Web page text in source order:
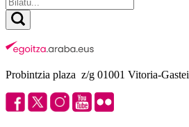
Probintzia plaza z/g 01001 Vitoria-